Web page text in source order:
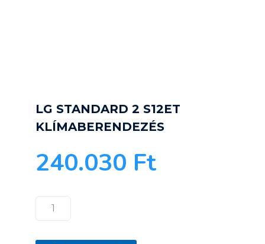
LG STANDARD 2 S12ET
KLÍMABERENDEZÉS
240.030 Ft
2